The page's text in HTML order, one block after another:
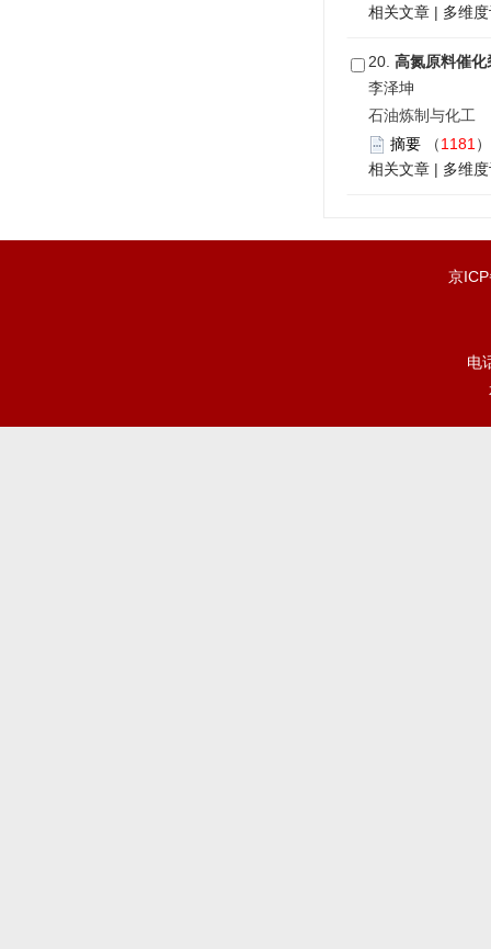
相关文章 | 多维
20. 高氮原料催
李泽坤
石油炼制与化工
摘要 （1181
相关文章 | 多维
京
电